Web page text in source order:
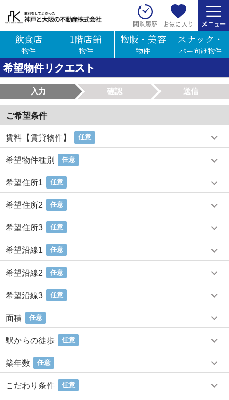
閲覧履歴 お気に入り
飲食店
物件
1階店舗
物件
物販・美容
物件
スナック・
バー向け物件
希望物件リクエスト
入力 確認 送信
ご希望条件
賃料【賃貸物件】 任意
希望物件種別 任意
希望住所1 任意
希望住所2 任意
希望住所3 任意
希望沿線1 任意
希望沿線2 任意
希望沿線3 任意
面積 任意
駅からの徒歩 任意
築年数 任意
こだわり条件 任意